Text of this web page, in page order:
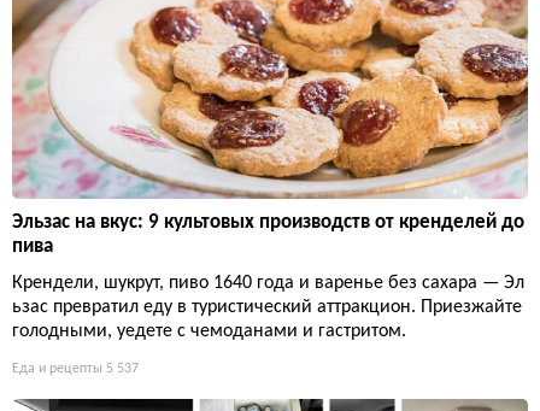
Эльзас на вкус: 9 культовых производств от кренделей до
пива
Крендели, шукрут, пиво 1640 года и варенье без сахара — Эл
ьзас превратил еду в туристический аттракцион. Приезжайте
голодными, уедете с чемоданами и гастритом.
Еда и рецепты 5 537